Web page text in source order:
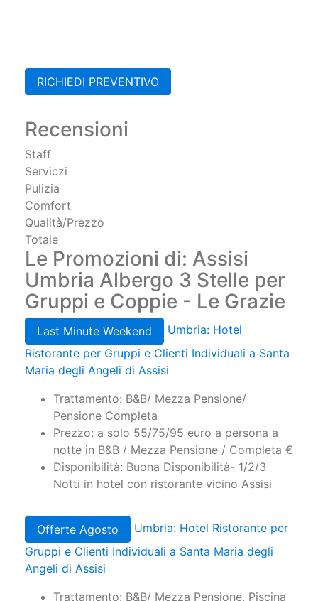
RICHIEDI PREVENTIVO
Recensioni
Staff
Serviczi
Pulizia
Comfort
Qualità/Prezzo
Totale
Le Promozioni di: Assisi
Umbria Albergo 3 Stelle per
Gruppi e Coppie - Le Grazie
Last Minute Weekend
Umbria: Hotel
Ristorante per Gruppi e Clienti Individuali a Santa
Maria degli Angeli di Assisi
Trattamento: B&B/ Mezza Pensione/
Pensione Completa
Prezzo: a solo 55/75/95 euro a persona a
notte in B&B / Mezza Pensione / Completa €
Disponibilità: Buona Disponibilità- 1/2/3
Notti in hotel con ristorante vicino Assisi
Offerte Agosto
Umbria: Hotel Ristorante per
Gruppi e Clienti Individuali a Santa Maria degli
Angeli di Assisi
Trattamento: B&B/ Mezza Pensione. Piscina